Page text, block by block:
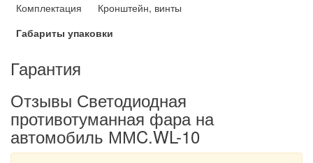
Комплектация
Кронштейн, винты
Габариты упаковки
Гарантия
Отзывы Светодиодная
противотуманная фара на
автомобиль ММC.WL-10